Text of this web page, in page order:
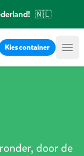
🇳🇱
Kies container
door de